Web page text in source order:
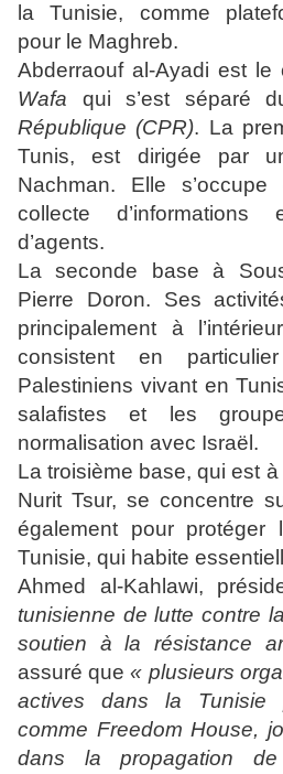
la Tunisie, comme
pour le Maghreb.
Abderraouf al-Ayadi est le
Wafa qui s’est séparé
République (CPR). La
Tunis, est dirigée par
Nachman. Elle
collecte
d’agents.
La seconde base à
Pierre Doron. Ses
principalement à
consistent en
Palestiniens vivant en
salafistes et les
normalisation avec Israël.
La troisième base, qui est
Nurit Tsur, se concentre
également pour protéger
Tunisie, qui habite
Ahmed al-Kahlawi,
tunisienne de lutte contre
soutien à la résistance
assuré que« plusieurs
actives dans la Tunisie
comme Freedom House,
dans la propagation